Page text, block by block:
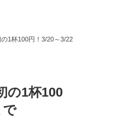
1杯100円！3/20～3/22
の1杯100
で